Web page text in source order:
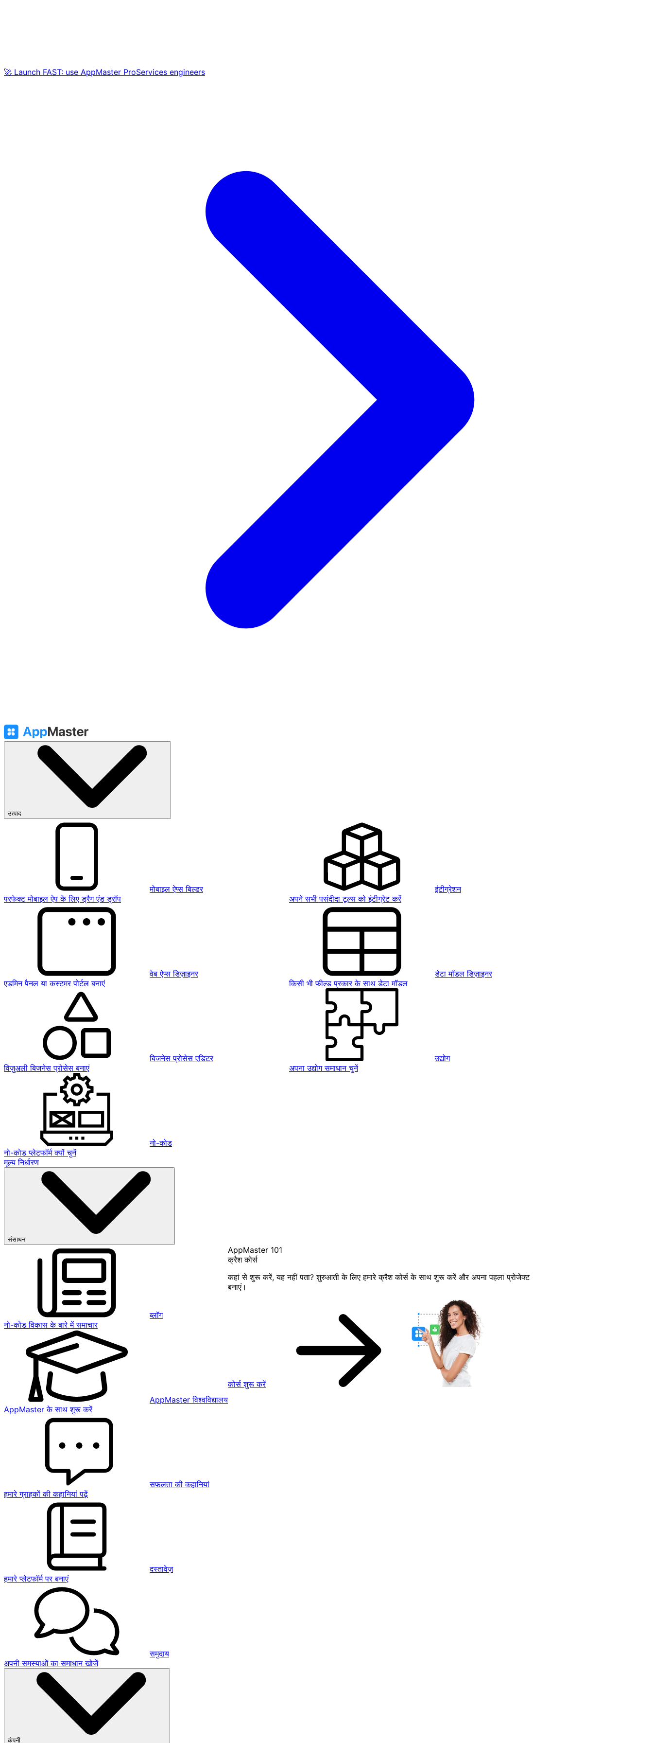
🚀 Launch FAST: use AppMaster ProServices engineers
उत्पाद
मोबाइल ऐप्स बिल्डर
परफेक्ट मोबाइल ऐप के लिए ड्रैग एंड ड्रॉप
इंटीग्रेशन
अपने सभी पसंदीदा टूल्स को इंटीग्रेट करें
वेब ऐप्स डिज़ाइनर
एडमिन पैनल या कस्टमर पोर्टल बनाएं
डेटा मॉडल डिज़ाइनर
किसी भी फील्ड प्रकार के साथ डेटा मॉडल
बिजनेस प्रोसेस एडिटर
विज़ुअली बिजनेस प्रोसेस बनाएं
उद्योग
अपना उद्योग समाधान चुनें
नो-कोड
नो-कोड प्लेटफॉर्म क्यों चुनें
मूल्य निर्धारण
संसाधन
ब्लॉग
नो-कोड विकास के बारे में समाचार
AppMaster विश्वविद्यालय
AppMaster के साथ शुरू करें
सफलता की कहानियां
हमारे ग्राहकों की कहानियां पढ़ें
दस्तावेज़
हमारे प्लेटफॉर्म पर बनाएं
समुदाय
अपनी समस्याओं का समाधान खोजें
AppMaster 101
क्रैश कोर्स
कहां से शुरू करें, यह नहीं पता? शुरुआती के लिए हमारे क्रैश कोर्स के साथ शुरू करें और अपना पहला प्रोजेक्ट
बनाएं।
कोर्स शुरू करें
कंपनी